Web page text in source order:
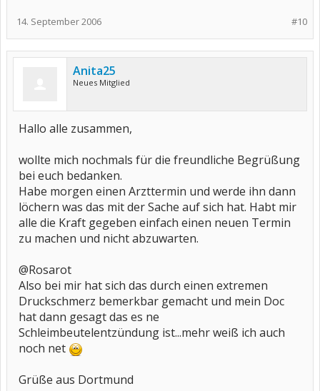
#10
14. September 2006
Anita25
Neues Mitglied
Hallo alle zusammen,
wollte mich nochmals für die freundliche Begrüßung
bei euch bedanken.
Habe morgen einen Arzttermin und werde ihn dann
löchern was das mit der Sache auf sich hat. Habt mir
alle die Kraft gegeben einfach einen neuen Termin
zu machen und nicht abzuwarten.
@Rosarot
Also bei mir hat sich das durch einen extremen
Druckschmerz bemerkbar gemacht und mein Doc
hat dann gesagt das es ne
Schleimbeutelentzündung ist...mehr weiß ich auch
noch net
Grüße aus Dortmund